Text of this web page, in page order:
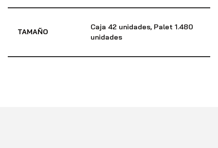
TAMAÑO
Caja 42 unidades, Palet 1.480
unidades